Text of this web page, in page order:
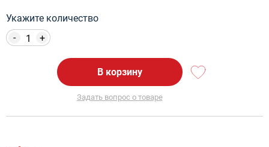
Укажите количество
+
-
В корзину
Задать вопрос о товаре